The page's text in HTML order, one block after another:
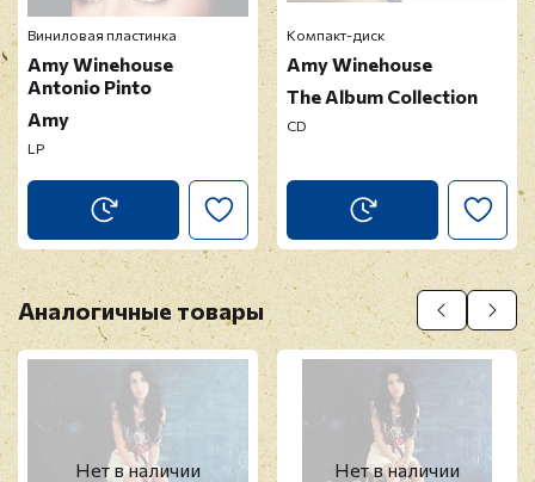
Виниловая пластинка
Amy Winehouse
Antonio Pinto
Amy
LP
Компакт-диск
Amy Winehouse
The Album Collection
CD
Аналогичные товары
Нет в наличии Нет в наличии